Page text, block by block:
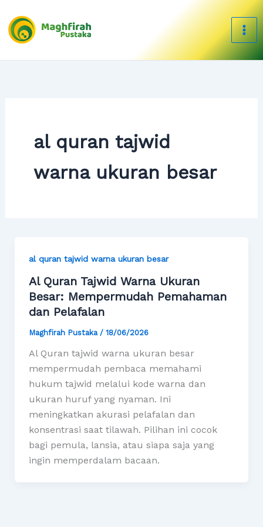
content
al quran tajwid
warna ukuran besar
al quran tajwid warna ukuran besar
Al Quran Tajwid Warna Ukuran
Besar: Mempermudah Pemahaman
dan Pelafalan
Maghfirah Pustaka / 18/06/2026
Al Quran tajwid warna ukuran besar
mempermudah pembaca memahami
hukum tajwid melalui kode warna dan
ukuran huruf yang nyaman. Ini
meningkatkan akurasi pelafalan dan
konsentrasi saat tilawah. Pilihan ini cocok
bagi pemula, lansia, atau siapa saja yang
ingin memperdalam bacaan.